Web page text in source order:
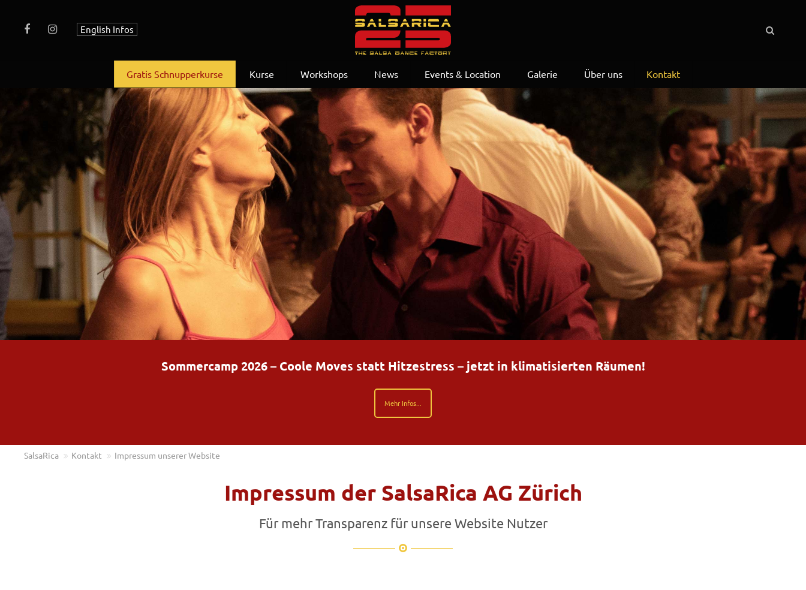
English Infos
Gratis Schnupperkurse Kurse Workshops News Events & Location Galerie Über uns Kontakt
Sommercamp 2026 – Coole Moves statt Hitzestress – jetzt in klimatisierten Räumen!
Mehr Infos...
SalsaRica Kontakt Impressum unserer Website
Impressum der SalsaRica AG Zürich
Für mehr Transparenz für unsere Website Nutzer